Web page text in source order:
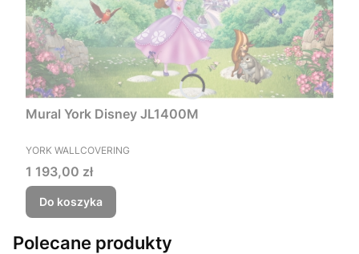
Mural York Disney JL1400M
PRODUCENT
YORK WALLCOVERING
Cena
1 193,00 zł
Do koszyka
Polecane produkty